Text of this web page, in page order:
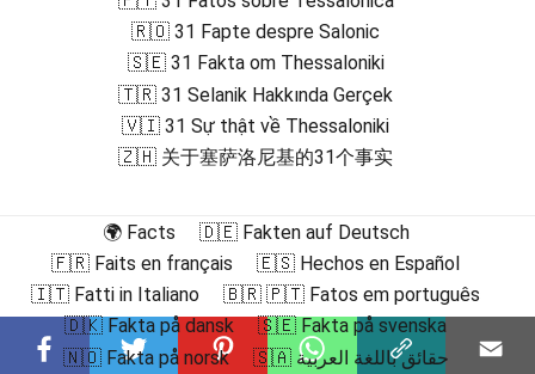
🇷🇴 31 Fapte despre Salonic
🇸🇪 31 Fakta om Thessaloniki
🇹🇷 31 Selanik Hakkında Gerçek
🇻🇮 31 Sự thật về Thessaloniki
🇿🇭 关于塞萨洛尼基的31个事实
🌍 Facts
🇩🇪 Fakten auf Deutsch
🇫🇷 Faits en français
🇪🇸 Hechos en Español
🇮🇹 Fatti in Italiano
🇧🇷 🇵🇹 Fatos em português
🇩🇰 Fakta på dansk
🇸🇪 Fakta på svenska
🇳🇴 Fakta på norsk
🇸🇦 حقائق باللغة العربية